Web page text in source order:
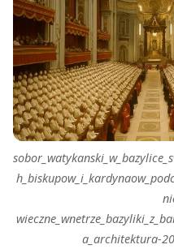
a_architektura-